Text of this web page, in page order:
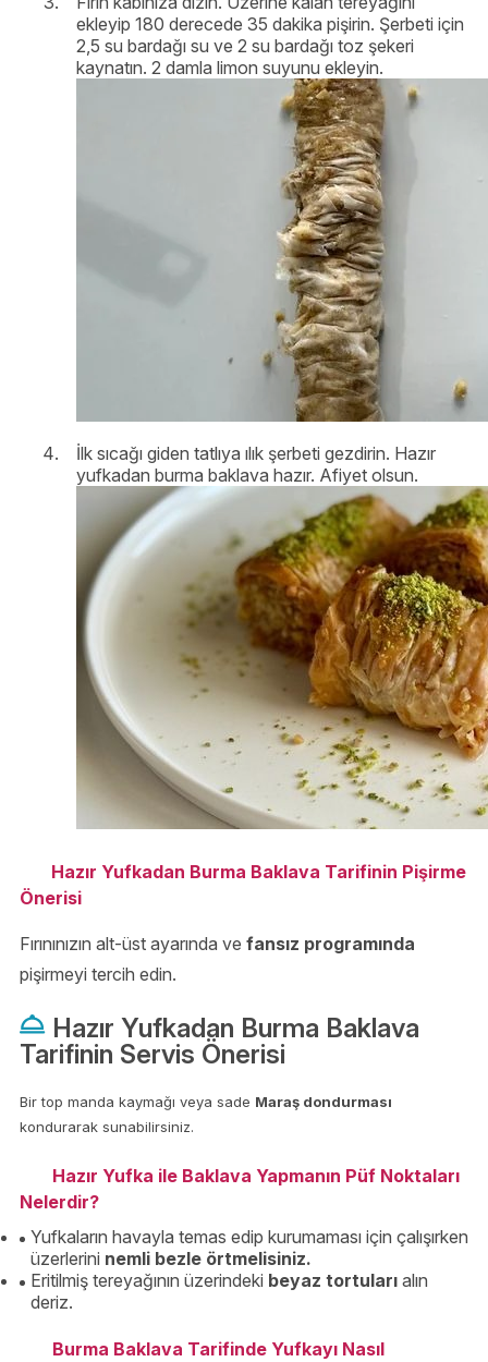
ekleyip 180 derecede 35 dakika pişirin. Şerbeti için
2,5 su bardağı su ve 2 su bardağı toz şekeri
kaynatın. 2 damla limon suyunu ekleyin.
İlk sıcağı giden tatlıya ılık şerbeti gezdirin. Hazır
yufkadan burma baklava hazır. Afiyet olsun.
Hazır Yufkadan Burma Baklava Tarifinin Pişirme
Önerisi
Fırınınızın alt-üst ayarında ve fansız programında
pişirmeyi tercih edin.
Hazır Yufkadan Burma Baklava
Tarifinin Servis Önerisi
Bir top manda kaymağı veya sade Maraş dondurması
kondurarak sunabilirsiniz.
Hazır Yufka ile Baklava Yapmanın Püf Noktaları
Nelerdir?
Yufkaların havayla temas edip kurumaması için çalışırken
üzerlerini nemli bezle örtmelisiniz.
Eritilmiş tereyağının üzerindeki beyaz tortuları alın
deriz.
Burma Baklava Tarifinde Yufkayı Nasıl